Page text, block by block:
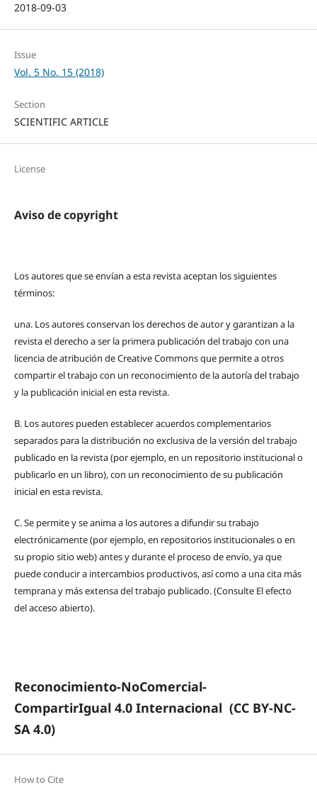
2018-09-03
Issue
Vol. 5 No. 15 (2018)
Section
SCIENTIFIC ARTICLE
License
Aviso de copyright
Los autores que se envían a esta revista aceptan los siguientes
términos:
una. Los autores conservan los derechos de autor y garantizan a la
revista el derecho a ser la primera publicación del trabajo con una
licencia de atribución de Creative Commons que permite a otros
compartir el trabajo con un reconocimiento de la autoría del trabajo
y la publicación inicial en esta revista.
B. Los autores pueden establecer acuerdos complementarios
separados para la distribución no exclusiva de la versión del trabajo
publicado en la revista (por ejemplo, en un repositorio institucional o
publicarlo en un libro), con un reconocimiento de su publicación
inicial en esta revista.
C.Se permite y se anima a los autores a difundir su trabajo
electrónicamente (por ejemplo, en repositorios institucionales o en
su propio sitio web) antes y durante el proceso de envío, ya que
puede conducir a intercambios productivos, así como a una cita más
temprana y más extensa del trabajo publicado. (Consulte El efecto
del acceso abierto).
Reconocimiento-NoComercial-
CompartirIgual 4.0 Internacional (CC BY-NC-
SA 4.0)
How to Cite